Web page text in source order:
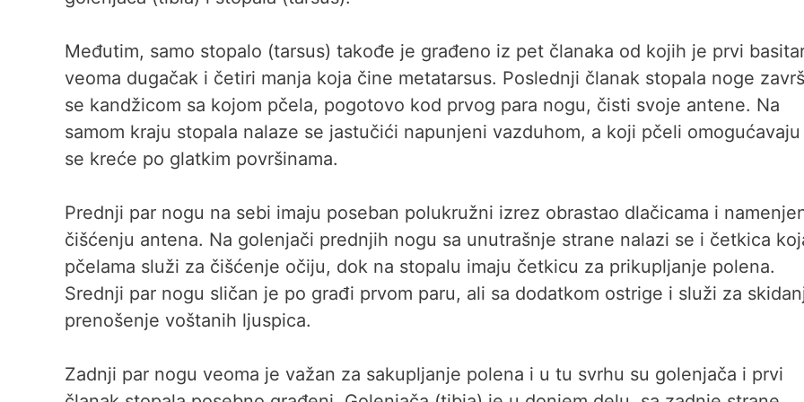
Međutim, samo stopalo (tarsus) takođe je građeno iz pet članaka od kojih je prvi
veoma dugačak i četiri manja koja čine metatarsus. Poslednji članak stopala noge
se kandžicom sa kojom pčela, pogotovo kod prvog para nogu, čisti svoje antene. Na
samom kraju stopala nalaze se jastučići napunjeni vazduhom, a koji pčeli omogućavaju
se kreće po glatkim površinama.
Prednji par nogu na sebi imaju poseban polukružni izrez obrastao dlačicama i
čišćenju antena. Na golenjači prednjih nogu sa unutrašnje strane nalazi se i četkica
pčelama služi za čišćenje očiju, dok na stopalu imaju četkicu za prikupljanje polena.
Srednji par nogu sličan je po građi prvom paru, ali sa dodatkom ostrige i služi za
prenošenje voštanih ljuspica.
Zadnji par nogu veoma je važan za sakupljanje polena i u tu svrhu su golenjača i prvi